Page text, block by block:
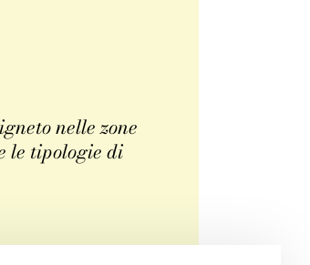
nelle zone
le tipologie di